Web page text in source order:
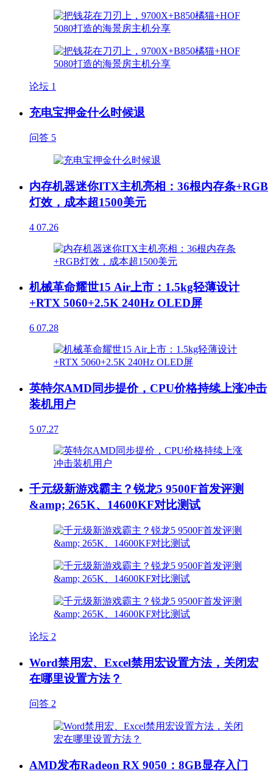
论坛 1
充电宝押金什么时候退
问答 5
内存机器迷你ITX主机亮相：36根内存条+RGB
灯效，成本超1500美元
4 07.26
机械革命耀世15 Air上市：1.5kg轻薄设计
+RTX 5060+2.5K 240Hz OLED屏
6 07.28
英特尔AMD同步提价，CPU价格持续上涨冲击
装机用户
5 07.27
千元级新游戏霸主？锐龙5 9500F首发评测
&amp; 265K、14600KF对比测试
论坛 2
Word禁用宏、Excel禁用宏设置方法，关闭宏
在哪里设置方法？
问答 2
AMD发布Radeon RX 9050：8GB显存入门